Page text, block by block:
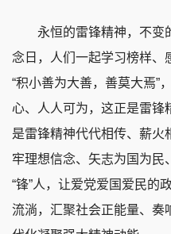
永恒的雷锋精神，不变
念日，人们一起学习榜样、
“积小善为大善，善莫大焉”
心、人人可为，这正是雷锋
是雷锋精神代代相传、薪火
牢理想信念、矢志为国为民
“锋”人，让爱党爱国爱民的
流淌，汇聚社会正能量、奏